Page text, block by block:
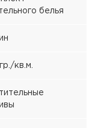
белья
кв.м.